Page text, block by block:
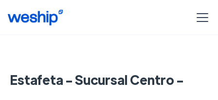
Estafeta - Sucursal Centro -